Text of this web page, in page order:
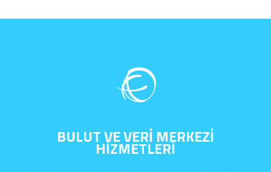
BULUT VE VERİ MERKEZİ
HİZMETLERİ